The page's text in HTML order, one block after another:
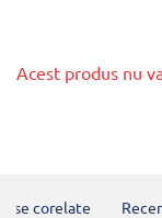
Acest produs nu
corelate